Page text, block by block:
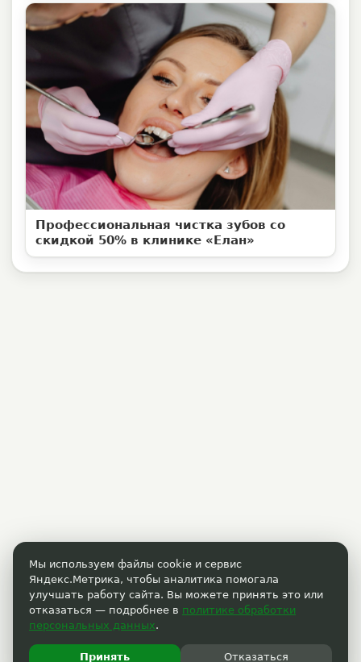
Профессиональная чистка зубов со
скидкой 50% в клинике «Елан»
Мы используем файлы cookie и сервис
Яндекс.Метрика, чтобы аналитика помогала
улучшать работу сайта. Вы можете принять это или
отказаться — подробнее в политике обработки
персональных данных.
Принять Отказаться